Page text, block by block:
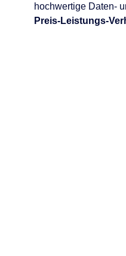
hochwertige Daten-
Preis-Leistungs-